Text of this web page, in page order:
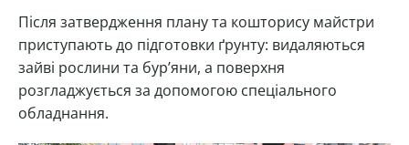
Після затвердження плану та кошторису майстри
приступають до підготовки ґрунту: видаляються
зайві рослини та бур’яни, а поверхня
розгладжується за допомогою спеціального
обладнання.